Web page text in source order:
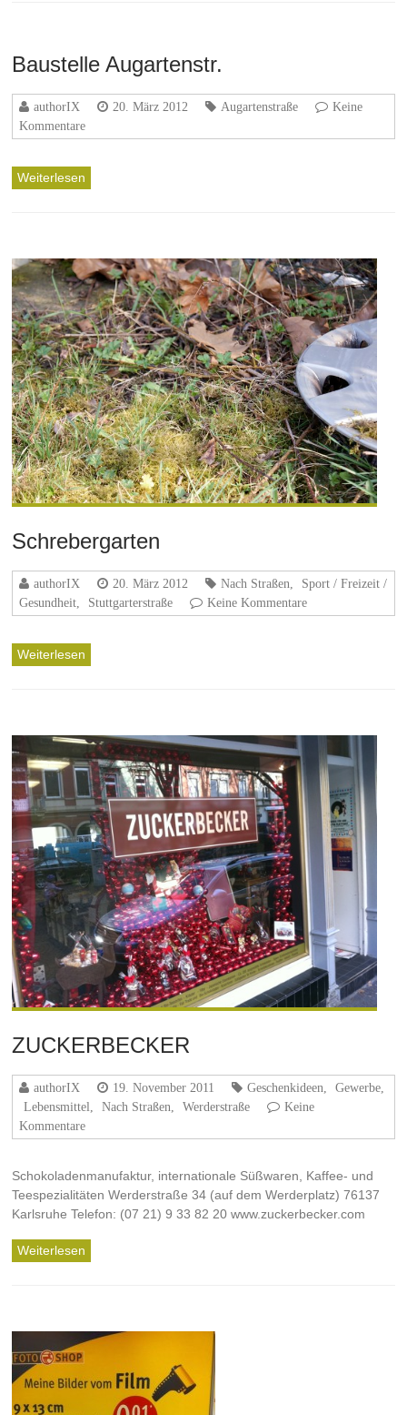
Baustelle Augartenstr.
authorIX 20. März 2012 Augartenstraße
Keine
Kommentare
Weiterlesen
Schrebergarten
authorIX 20. März 2012 Nach Straßen
Sport / Freizeit /
Gesundheit
Stuttgarterstraße Keine Kommentare
Weiterlesen
ZUCKERBECKER
authorIX 19. November 2011 Geschenkideen Gewerbe
Lebensmittel
Nach Straßen Werderstraße
Keine
Kommentare
Schokoladenmanufaktur, internationale Süßwaren, Kaffee- und
Teespezialitäten Werderstraße 34 (auf dem Werderplatz) 76137
Karlsruhe Telefon: (07 21) 9 33 82 20 www.zuckerbecker.com
Weiterlesen